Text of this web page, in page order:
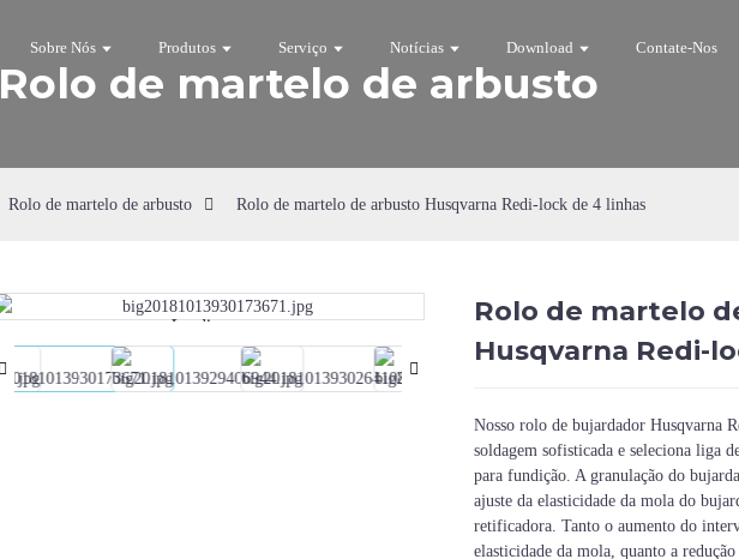
Sobre Nós Produtos Serviço Notícias Download Contate-Nos
Rolo de martelo de arbusto
Rolo de martelo de arbusto Rolo de martelo de arbusto Husqvarna Redi-lock de 4 linhas
Loading...
Loading... Loading...
Loading...
Rolo de martelo
Husqvarna Redi-
Nosso rolo de bujardador Husqvarna
soldagem sofisticada e seleciona liga
para fundição. A granulação do
ajuste da elasticidade da mola do
retificadora. Tanto o aumento do
elasticidade da mola, quanto a